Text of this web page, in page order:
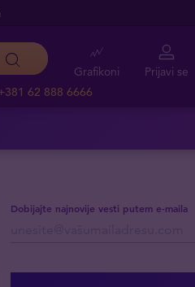
62 888 6666
Grafikoni Prijavi se
Dobijajte najnovije vesti putem e-maila